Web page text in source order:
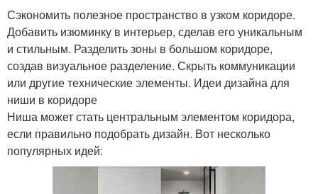
Сэкономить полезное пространство в узком коридоре.
Добавить изюминку в интерьер, сделав его уникальным
и стильным. Разделить зоны в большом коридоре,
создав визуальное разделение. Скрыть коммуникации
или другие технические элементы. Идеи дизайна для
ниши в коридоре
Ниша может стать центральным элементом коридора,
если правильно подобрать дизайн. Вот несколько
популярных идей: